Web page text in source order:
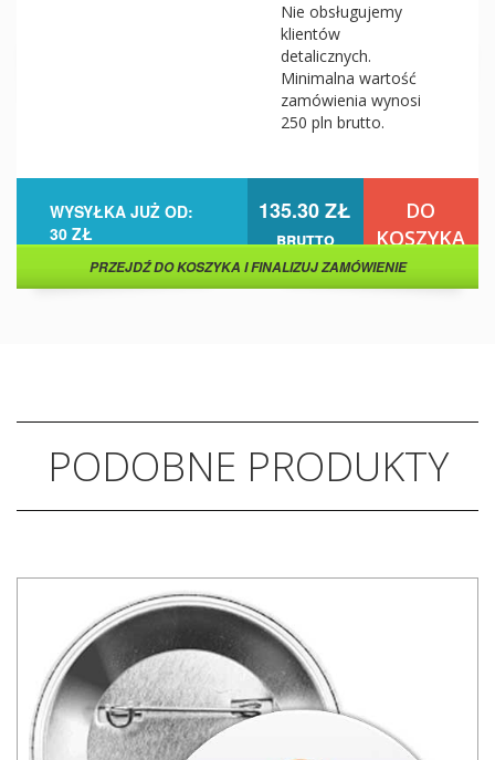
Nie obsługujemy
klientów
detalicznych.
Minimalna wartość
zamówienia wynosi
250 pln brutto.
WYSYŁKA JUŻ OD:
30 ZŁ
135.30 ZŁ
brutto
DO
KOSZYKA
PRZEJDŹ DO KOSZYKA I FINALIZUJ ZAMÓWIENIE
PODOBNE PRODUKTY